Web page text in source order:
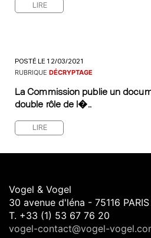
LIRE
POSTÉ LE 12/03/2021
RUBRIQUE DÉCRYPTAGE
La Commission publie un
double rôle de l�..
LIRE
Vogel & Vogel
30 avenue d'léna - 75116 PARIS
T. +33 (1) 53 67 76 20
vogel-contact@vogel-